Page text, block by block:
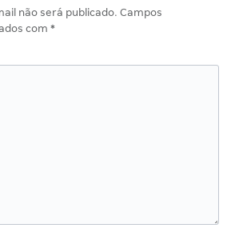
não será publicado. Campos
com *